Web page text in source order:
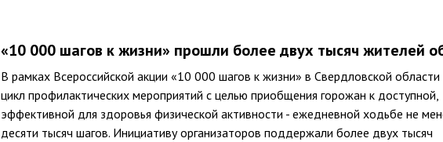
«10 000 шагов к жизни» прошли более двух тысяч жителей
В рамках Всероссийской акции «10 000 шагов к жизни» в Свердловской
цикл профилактических мероприятий с целью приобщения горожан к доступной,
эффективной для здоровья физической активности - ежедневной ходьбе не
десяти тысяч шагов. Инициативу организаторов поддержали более двух тысяч